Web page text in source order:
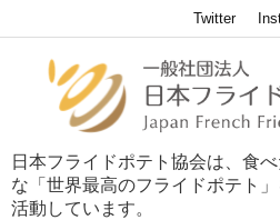
日本フライドポテト協会は、食
な「世界最高のフライドポテト
活動しています。
Twitter